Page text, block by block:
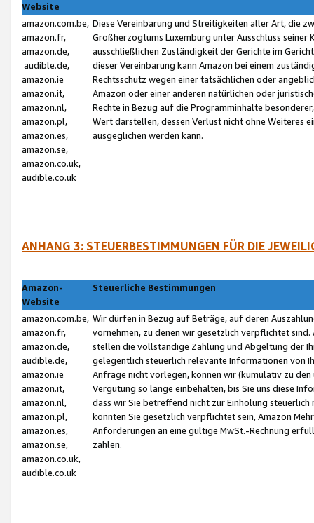
Website
amazon.com.be,
amazon.fr,
amazon.de,
audible.de,
amazon.ie
amazon.it,
amazon.nl,
amazon.pl,
amazon.es,
amazon.se,
amazon.co.uk,
audible.co.uk
Diese Vereinbarung und Streitigkeiten aller Art, die
Großherzogtums Luxemburg unter Ausschluss
ausschließlichen Zuständigkeit der Gerichte im
dieser Vereinbarung kann Amazon bei einem
Rechtsschutz wegen einer tatsächlichen oder
Amazon oder einer anderen natürlichen oder
Rechte in Bezug auf die Programminhalte
Wert darstellen, dessen Verlust nicht ohne Weiteres
ausgeglichen werden kann.
ANHANG 3: STEUERBESTIMMUNGEN FÜR DIE
Amazon-
Website
Steuerliche Bestimmungen
amazon.com.be,
amazon.fr,
amazon.de,
audible.de,
amazon.ie
amazon.it,
amazon.nl,
amazon.pl,
amazon.es,
amazon.se,
amazon.co.uk,
audible.co.uk
Wir dürfen in Bezug auf Beträge, auf deren
vornehmen, zu denen wir gesetzlich verpflichtet
stellen die vollständige Zahlung und Abgeltung der
gelegentlich steuerlich relevante Informationen von
Anfrage nicht vorlegen, können wir (kumulativ zu
Vergütung so lange einbehalten, bis Sie uns diese
dass wir Sie betreffend nicht zur Einholung
könnten Sie gesetzlich verpflichtet sein, Amazon
Anforderungen an eine gültige MwSt.-Rechnung
zahlen.